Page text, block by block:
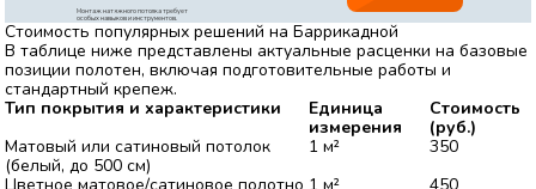
Монтаж натяжного потолка требует
особых навыков и инструментов.
Стоимость популярных решений на Баррикадной
В таблице ниже представлены актуальные расценки на базовые
позиции полотен, включая подготовительные работы и
стандартный крепеж.
Тип покрытия и характеристики
Единица
измерения
Стоимость
(руб.)
Матовый или сатиновый потолок
(белый, до 500 см)
1 м²
350